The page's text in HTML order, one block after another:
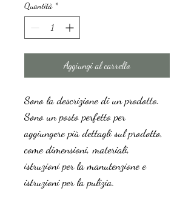
Quantità *
Aggiungi al carrello
Sono la descrizione di un prodotto.
Sono un posto perfetto per
aggiungere più dettagli sul prodotto,
come dimensioni, materiali,
istruzioni per la manutenzione e
istruzioni per la pulizia.